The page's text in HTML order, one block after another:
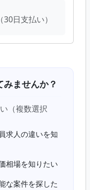
日支払い）
ませんか？
（複数選択
求人の違いを知
相場を知りたい
な案件を探した